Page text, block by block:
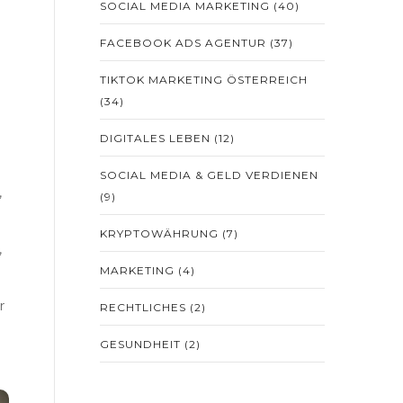
,
SOCIAL MEDIA MARKETING (40)
FACEBOOK ADS AGENTUR (37)
TIKTOK MARKETING ÖSTERREICH
(34)
DIGITALES LEBEN (12)
SOCIAL MEDIA & GELD VERDIENEN
(9)
KRYPTOWÄHRUNG (7)
MARKETING (4)
RECHTLICHES (2)
GESUNDHEIT (2)